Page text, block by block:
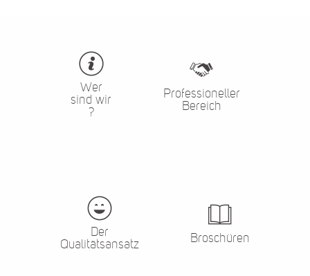
Wer
sind wir
?
Professioneller
Bereich
Der
Qualitätsansatz
Broschüren